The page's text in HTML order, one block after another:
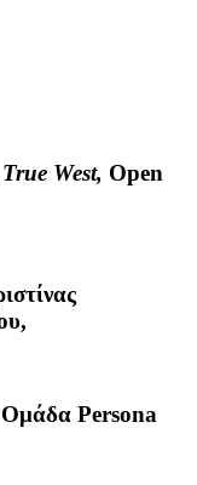
True West, Open
Persona